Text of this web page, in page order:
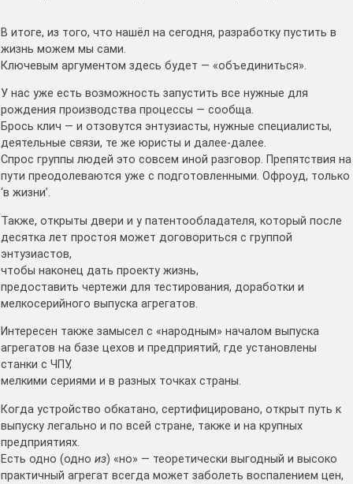
В итоге, из того, что нашёл на сегодня, разработку пустить в
жизнь можем мы сами.
Ключевым аргументом здесь будет — «объединиться».
У нас уже есть возможность запустить все нужные для
рождения производства процессы — сообща.
Брось клич — и отзовутся энтузиасты, нужные специалисты,
деятельные связи, те же юристы и далее-далее.
Спрос группы людей это совсем иной разговор. Препятствия на
пути преодолеваются уже с подготовленными. Офроуд, только
‘в жизни’.
Также, открыты двери и у патентообладателя, который после
десятка лет простоя может договориться с группой
энтузиастов,
чтобы наконец дать проекту жизнь,
предоставить чертежи для тестирования, доработки и
мелкосерийного выпуска агрегатов.
Интересен также замысел с «народным» началом выпуска
агрегатов на базе цехов и предприятий, где установлены
станки с ЧПУ,
мелкими сериями и в разных точках страны.
Когда устройство обкатано, сертифицировано, открыт путь к
выпуску легально и по всей стране, также и на крупных
предприятиях.
Есть одно (одно из) «но» — теоретически выгодный и высоко
практичный агрегат всегда может заболеть воспалением цен,